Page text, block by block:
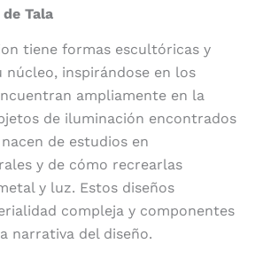
Tala
tiene formas escultóricas y
núcleo, inspirándose en los
ampliamente en la
de iluminación encontrados
de estudios en
y de cómo recrearlas
y luz. Estos diseños
compleja y componentes
narrativa del diseño.